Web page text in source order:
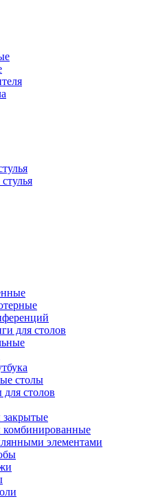
для столов
столы
столов
элементами